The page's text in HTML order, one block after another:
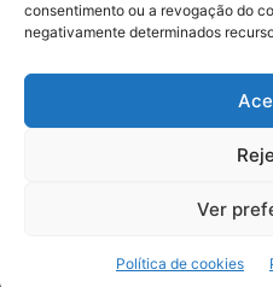
consentimento ou a revogação do
negativamente determinados
Ver
Política de cookies
Início Sobre
Política de Privacidade
tendências de consumo,